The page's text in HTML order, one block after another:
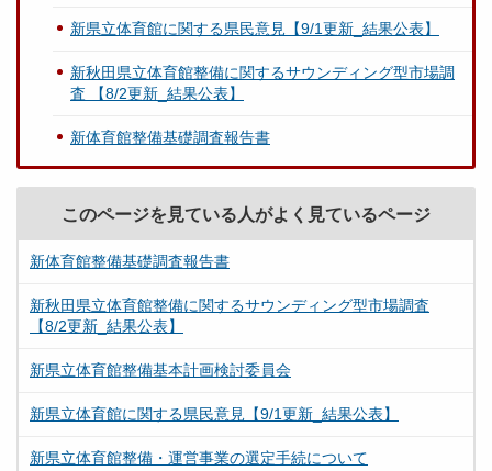
新県立体育館に関する県民意見【9/1更新_結果公表】
新秋田県立体育館整備に関するサウンディング型市場調
査 【8/2更新_結果公表】
新体育館整備基礎調査報告書
このページを見ている人がよく見ているページ
新体育館整備基礎調査報告書
新秋田県立体育館整備に関するサウンディング型市場調査
【8/2更新_結果公表】
新県立体育館整備基本計画検討委員会
新県立体育館に関する県民意見【9/1更新_結果公表】
新県立体育館整備・運営事業の選定手続について